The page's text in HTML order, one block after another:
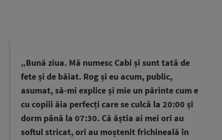
„Bună ziua. Mă numesc Cabi și sunt tată de
fete și de băiat. Rog și eu acum, public,
asumat, să-mi explice și mie un părinte cum e
cu copiii ăia perfecți care se culcă la 20:00 și
dorm până la 07:30. Că ăștia ai mei ori au
softul stricat, ori au moștenit frichineală în